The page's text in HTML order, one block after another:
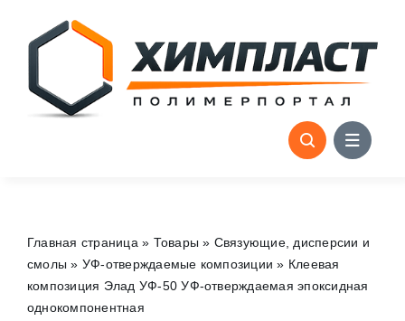
content
Главная страница » Товары » Связующие, дисперсии и
смолы » УФ-отверждаемые композиции » Клеевая
композиция Элад УФ-50 УФ-отверждаемая эпоксидная
однокомпонентная